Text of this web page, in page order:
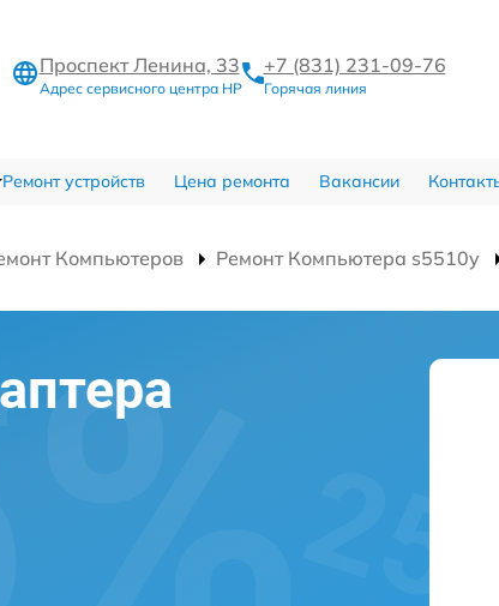
Проспект Ленина, 33
Адрес сервисного центра HP
+7 (831) 231-09-76
Горячая линия
Ремонт устройств Цена ремонта Вакансии
Компьютеров Ремонт Компьютера s5510y